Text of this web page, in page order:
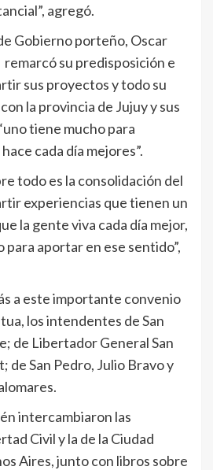
agregó.
Gobierno porteño, Oscar
su predisposición e
sus proyectos y todo su
la provincia de Jujuy y sus
tiene mucho para
cada día mejores”.
todo es la consolidación del
experiencias que tienen un
la gente viva cada día mejor,
para aportar en ese sentido”,
a este importante convenio
los intendentes de San
de Libertador General San
de San Pedro, Julio Bravo y
intercambiaron las
Civil y la de la Ciudad
Aires, junto con libros sobre